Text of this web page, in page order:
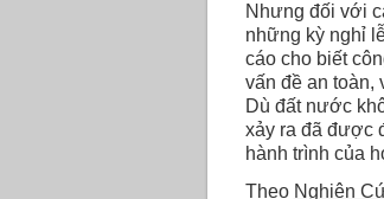
Nhưng đối với
những kỳ nghỉ
cáo cho biết
vấn đề an toàn,
Dù đất nước
xảy ra đã được
hành trình của
Theo Nghiên